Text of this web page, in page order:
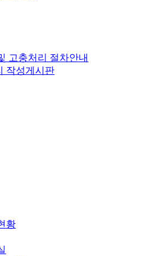
고충처리 절차안내
작성게시판
황